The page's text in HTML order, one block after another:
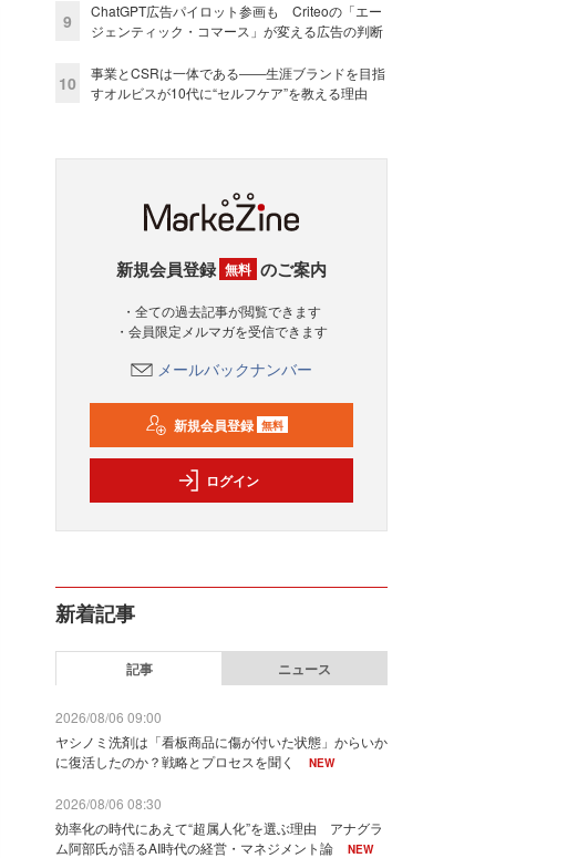
9
ChatGPT広告パイロット参画も Criteoの「エー
ジェンティック・コマース」が変える広告の判断
10
事業とCSRは一体である――生涯ブランドを目指
すオルビスが10代に“セルフケア”を教える理由
新規会員登録 無料 のご案内
・全ての過去記事が閲覧できます
・会員限定メルマガを受信できます
メールバックナンバー
新規会員登録 無料
ログイン
新着記事
記事 ニュース
2026/08/06 09:00
ヤシノミ洗剤は「看板商品に傷が付いた状態」からいか
に復活したのか？戦略とプロセスを聞く
NEW
2026/08/06 08:30
効率化の時代にあえて“超属人化”を選ぶ理由 アナグラ
ム阿部氏が語るAI時代の経営・マネジメント論
NEW